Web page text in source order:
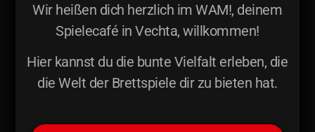
Wir heißen dich herzlich im WAM!, deinem
Spielecafé in Vechta, willkommen!
Hier kannst du die bunte Vielfalt erleben, die
die Welt der Brettspiele dir zu bieten hat.